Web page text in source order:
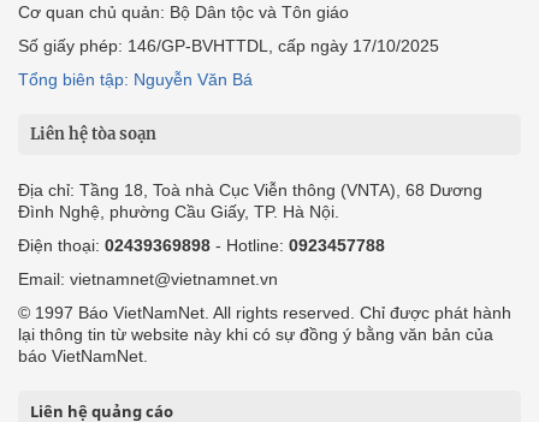
Cơ quan chủ quản: Bộ Dân tộc và Tôn giáo
Số giấy phép: 146/GP-BVHTTDL, cấp ngày 17/10/2025
Tổng biên tập: Nguyễn Văn Bá
Liên hệ tòa soạn
Địa chỉ: Tầng 18, Toà nhà Cục Viễn thông (VNTA), 68 Dương
Đình Nghệ, phường Cầu Giấy, TP. Hà Nội.
Điện thoại: 02439369898 - Hotline: 0923457788
Email: vietnamnet@vietnamnet.vn
© 1997 Báo VietNamNet. All rights reserved. Chỉ được phát hành
lại thông tin từ website này khi có sự đồng ý bằng văn bản của
báo VietNamNet.
Liên hệ quảng cáo